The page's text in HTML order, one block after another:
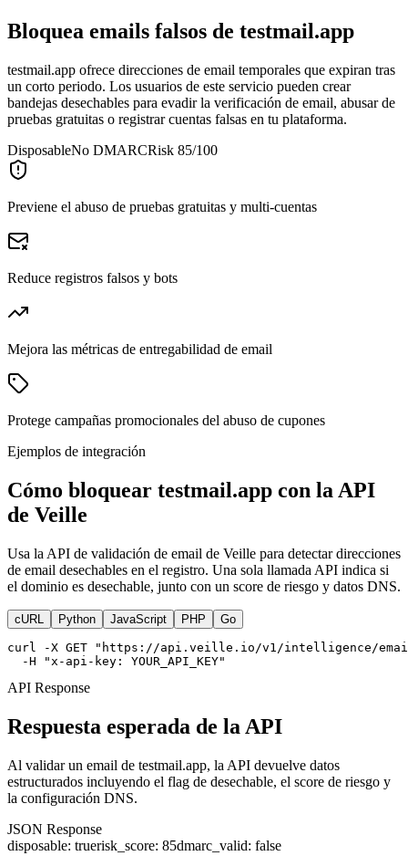
Bloquea emails falsos de testmail.app
testmail.app ofrece direcciones de email temporales que expiran tras
un corto periodo. Los usuarios de este servicio pueden crear
bandejas desechables para evadir la verificación de email, abusar de
pruebas gratuitas o registrar cuentas falsas en tu plataforma.
DisposableNo DMARCRisk 85/100
Previene el abuso de pruebas gratuitas y multi-cuentas
Reduce registros falsos y bots
Mejora las métricas de entregabilidad de email
Protege campañas promocionales del abuso de cupones
Ejemplos de integración
Cómo bloquear testmail.app con la API
de Veille
Usa la API de validación de email de Veille para detectar direcciones
de email desechables en el registro. Una sola llamada API indica si
el dominio es desechable, junto con un score de riesgo y datos DNS.
cURL Python JavaScript PHP Go
curl -X GET "https://api.veille.io/v1/intelligence/
  -H "x-api-key: YOUR_API_KEY"
API Response
Respuesta esperada de la API
Al validar un email de testmail.app, la API devuelve datos
estructurados incluyendo el flag de desechable, el score de riesgo y
la configuración DNS.
JSON Response
disposable: truerisk_score: 85dmarc_valid: false